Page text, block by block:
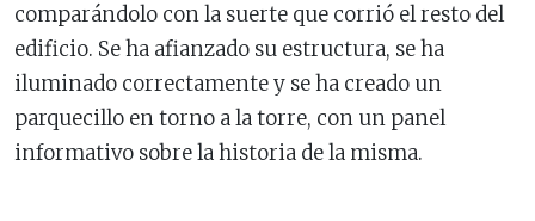
comparándolo con la suerte que corrió el resto del
edificio. Se ha afianzado su estructura, se ha
iluminado correctamente y se ha creado un
parquecillo en torno a la torre, con un panel
informativo sobre la historia de la misma.